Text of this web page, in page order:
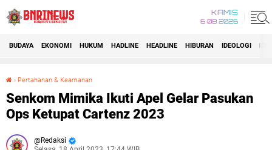
KAMIS
6 08 2026
BUDAYA EKONOMI HUKUM HADLINE HEADLINE HIBURAN IDEOLOGI
› Pertahanan & Keamanan
Senkom Mimika Ikuti Apel Gelar Pasukan
Ops Ketupat Cartenz 2023
Redaksi